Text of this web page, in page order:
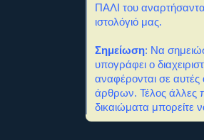
ΠΑΛΙ του
ιστολόγιό μας.
Σημείωση: Να
υπογράφει ο
αναφέρονται σε αυτές
άρθρων. Τέλος άλλες
δικαιώματα μπορείτε